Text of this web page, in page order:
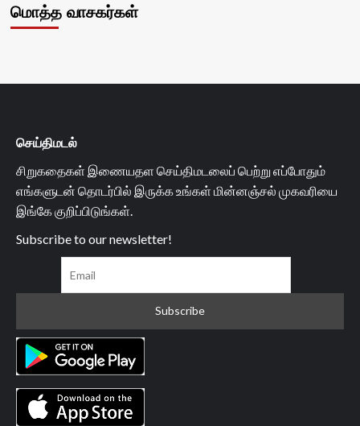
மொத்த வாசகர்கள்
செய்திமடல்
சிறுகதைகள் இணையதள செய்திமடலைப் பெற்று எப்போதும்
எங்களுடன் தொடர்பில் இருக்க உங்கள் மின்னஞ்சல் முகவரியை
இங்கே குறிப்பிடுங்கள்.
Subscribe to our newsletter!